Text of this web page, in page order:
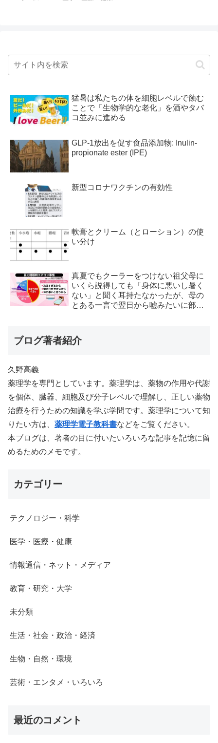
猛暑は私たちの体を細胞レベルで蝕む
ことで「生物学的な老化」を酒やタバ
コ並みに進める
GLP-1放出を促す食品添加物: Inulin-
propionate ester (IPE)
新型コロナワクチンの有効性
軟膏とクリーム（とローション）の使
い分け
真夏でもクーラーをつけない祖父母に
いくら説得しても「身体に悪いし暑く
ない」と聞く耳持たなかったが、母の
とある一言で翌日から嘘みたいに部屋
ブログ著者紹介
久野高義
薬理学を専門としています。薬理学は、薬物の作用や代謝
を個体、臓器、細胞及び分子レベルで理解し、正しい薬物
治療を行うための知識を学ぶ学問です。薬理学について知
りたい方は、 薬理学電子教科書などをご覧ください。
本ブログは、著者の目に付いたいろいろな記事を記憶に留
めるためのメモです。
カテゴリー
テクノロジー・科学
医学・医療・健康
情報通信・ネット・メディア
教育・研究・大学
未分類
生活・社会・政治・経済
生物・自然・環境
芸術・エンタメ・いろいろ
最近のコメント